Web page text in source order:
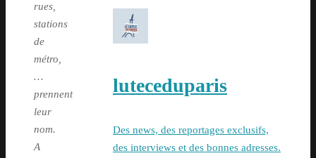
rues,
stations
de
métro,
…
prennent
leur
nom.
A
luteceduparis
Des news, des reportages exclusifs,
des interviews et des bonnes adresses.